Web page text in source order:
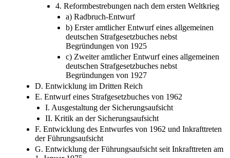
4. Reformbestrebungen nach dem ersten Weltkrieg
a) Radbruch-Entwurf
b) Erster amtlicher Entwurf eines allgemeinen
deutschen Strafgesetzbuches nebst
Begründungen von 1925
c) Zweiter amtlicher Entwurf eines allgemeinen
deutschen Strafgesetzbuches nebst
Begründungen von 1927
D. Entwicklung im Dritten Reich
E. Entwurf eines Strafgesetzbuches von 1962
I. Ausgestaltung der Sicherungsaufsicht
II. Kritik an der Sicherungsaufsicht
F. Entwicklung des Entwurfes von 1962 und Inkrafttreten
der Führungsaufsicht
G. Entwicklung der Führungsaufsicht seit Inkrafttreten am